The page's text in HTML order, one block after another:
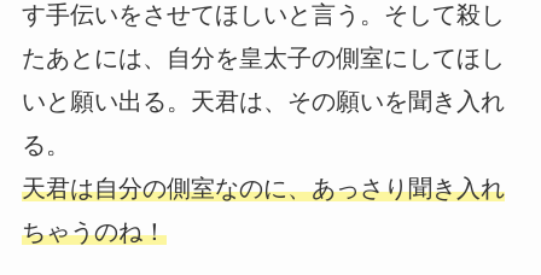
す手伝いをさせてほしいと言う。そして殺し
たあとには、自分を皇太子の側室にしてほし
いと願い出る。天君は、その願いを聞き入れ
る。
天君は自分の側室なのに、あっさり聞き入れ
ちゃうのね！